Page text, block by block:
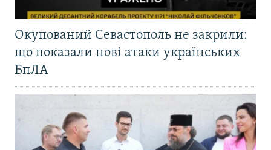
Окупований Севастополь не закрили:
що показали нові атаки українських
БпЛА